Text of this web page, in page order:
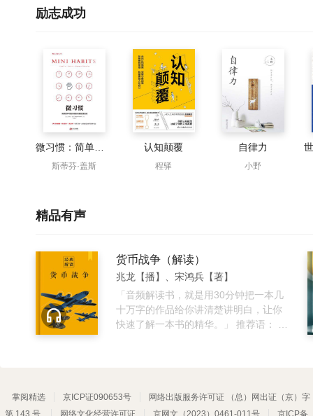
励志成功
斯蒂芬·盖斯
认知颠覆
程驿
自律力
小野
精品有声
货币战争（解读）
兆龙【播】、宋鸿兵【著】
「音频解读书，就是用30分钟把一本几
十万字的作品给你讲清楚讲明白，让你
快速了解一本书的精华。」 推荐语： 揭
一场世界重大变故背后，都能看到国际
金融资本势力的身影。他们通过左右一
掌阅精选 京ICP证090653号
网络出版服务许可证 （总）网出证（京）字
第 143 号
网络文化经营许可证 京网文（2023）0461-011号 京ICP备